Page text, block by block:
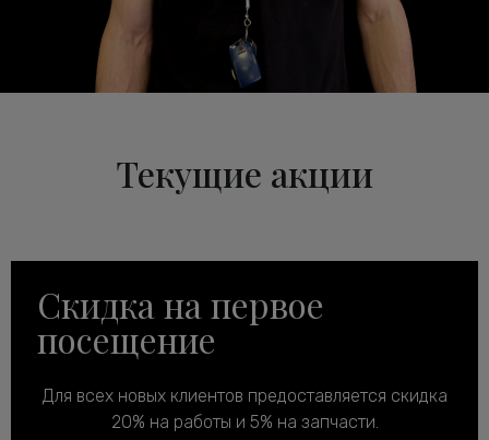
Текущие акции
Скидка на первое
посещение
Для всех новых клиентов предоставляется скидка
20% на работы и 5% на запчасти.